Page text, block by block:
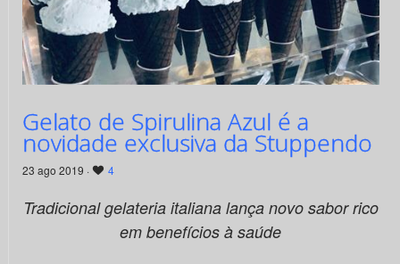
Gelato de Spirulina Azul é a
novidade exclusiva da Stuppendo
23 ago 2019 · 4
Tradicional gelateria italiana lança novo sabor rico
em benefícios à saúde